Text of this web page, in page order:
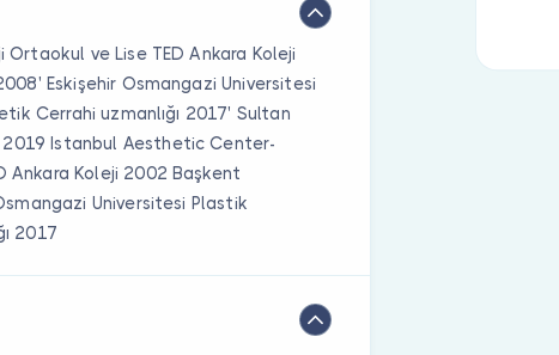
ve Lise TED Ankara Koleji
Eskişehir Osmangazi Universitesi
Cerrahi uzmanlığı 2017' Sultan
2019 Istanbul Aesthetic Center-
Koleji 2002 Başkent
Universitesi Plastik
2017